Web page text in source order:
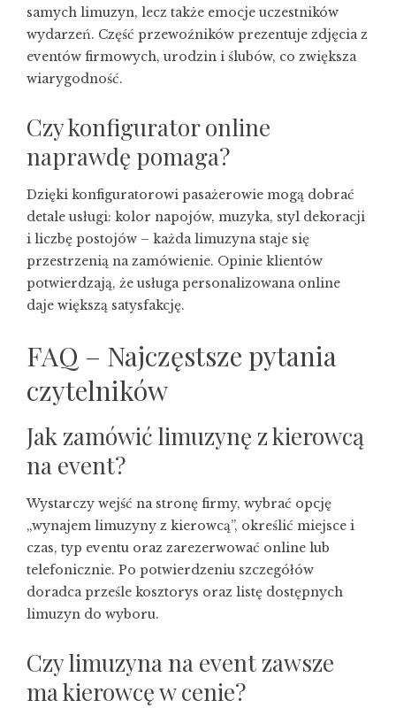
samych limuzyn, lecz także emocje uczestników
wydarzeń. Część przewoźników prezentuje zdjęcia z
eventów firmowych, urodzin i ślubów, co zwiększa
wiarygodność.
Czy konfigurator online
naprawdę pomaga?
Dzięki konfiguratorowi pasażerowie mogą dobrać
detale usługi: kolor napojów, muzyka, styl dekoracji
i liczbę postojów – każda limuzyna staje się
przestrzenią na zamówienie. Opinie klientów
potwierdzają, że usługa personalizowana online
daje większą satysfakcję.
FAQ – Najczęstsze pytania
czytelników
Jak zamówić limuzynę z kierowcą
na event?
Wystarczy wejść na stronę firmy, wybrać opcję
„wynajem limuzyny z kierowcą”, określić miejsce i
czas, typ eventu oraz zarezerwować online lub
telefonicznie. Po potwierdzeniu szczegółów
doradca prześle kosztorys oraz listę dostępnych
limuzyn do wyboru.
Czy limuzyna na event zawsze
ma kierowcę w cenie?